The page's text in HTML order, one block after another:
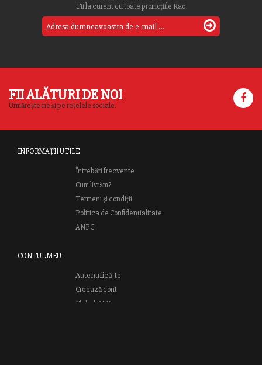
Fii la curent cu toate promoțiile Rao
FII ALĂTURI DE NOI
Urmărește-ne și pe rețelele sociale.
INFORMAȚII UTILE
Întrebări frecvente
Cum livrăm?
Termeni și condiții
Politica de Confidențialitate
ANPC
CONTUL MEU
Autentifică-te
Creează cont
Clubul RAO